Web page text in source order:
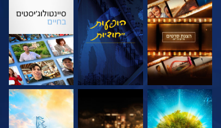
בדוק את הסדרה צפה בדוק את הסדרה
בדוק את הסדרה בדוק את הסדרה בדוק את הסדרה